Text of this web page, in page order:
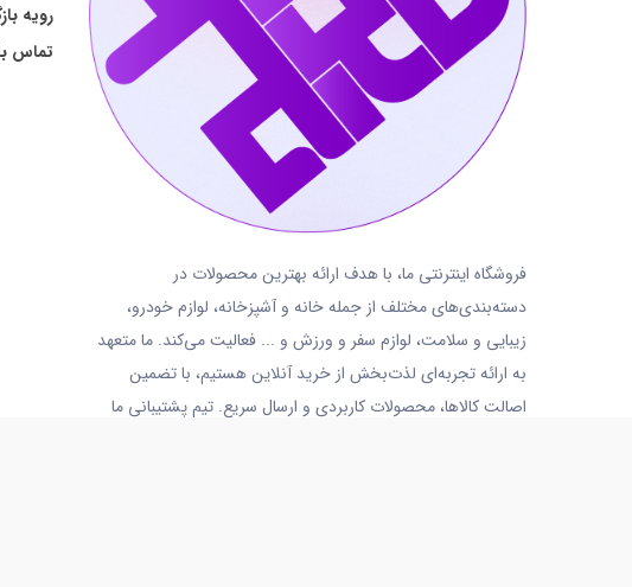
فروشگاه اینترنتی ما، با هدف ارائه بهترین محصولات در
دسته‌بندی‌های مختلف از جمله خانه و آشپزخانه، لوازم خودرو،
زیبایی و سلامت، لوازم سفر و ورزش و ... فعالیت می‌کند. ما متعهد
به ارائه تجربه‌ای لذت‌بخش از خرید آنلاین هستیم، با تضمین
اصالت کالاها، محصولات کاربردی و ارسال سریع. تیم پشتیبانی ما
رویه
تماس